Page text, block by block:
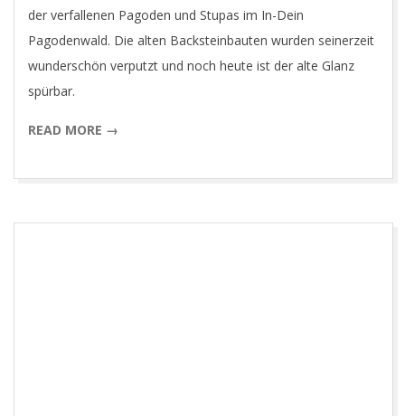
der verfallenen Pagoden und Stupas im In-Dein
Pagodenwald. Die alten Backsteinbauten wurden seinerzeit
wunderschön verputzt und noch heute ist der alte Glanz
spürbar.
READ MORE →